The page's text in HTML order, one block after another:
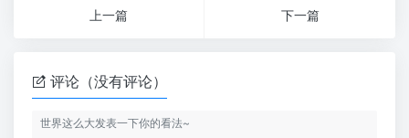
上一篇
下一篇
评论（没有评论）